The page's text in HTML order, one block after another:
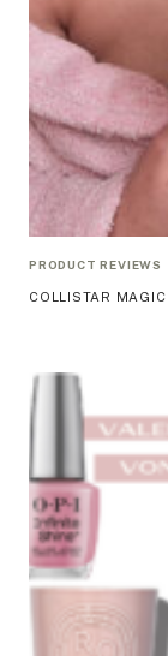
PRODUCT REVIEWS
COLLISTAR